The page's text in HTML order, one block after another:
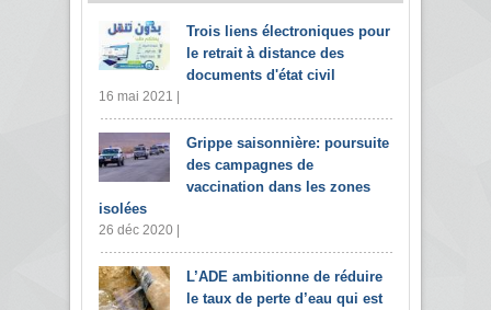
Trois liens électroniques pour
le retrait à distance des
documents d'état civil
16 mai 2021 |
Grippe saisonnière: poursuite
des campagnes de
vaccination dans les zones
isolées
26 déc 2020 |
L’ADE ambitionne de réduire
le taux de perte d’eau qui est